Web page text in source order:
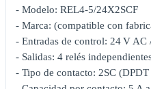
- Modelo: REL4-5/24X2SCF
- Marca: (compatible con
- Entradas de control: 24 V AC
- Salidas: 4 relés
- Tipo de contacto: 2SC